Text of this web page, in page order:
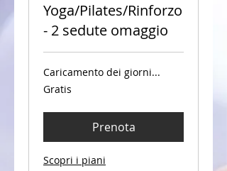
Yoga/Pilates/Rinforzo
- 2 sedute omaggio
Caricamento dei giorni...
Gratis
Gratis
Prenota
Scopri i piani